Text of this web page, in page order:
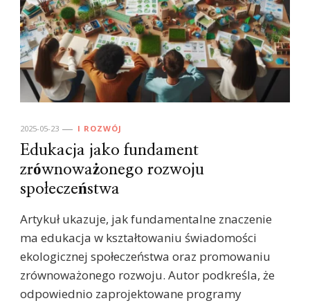
2025-05-23 I ROZWÓJ
Edukacja jako fundament
zrównoważonego rozwoju
społeczeństwa
Artykuł ukazuje, jak fundamentalne znaczenie
ma edukacja w kształtowaniu świadomości
ekologicznej społeczeństwa oraz promowaniu
zrównoważonego rozwoju. Autor podkreśla, że
odpowiednio zaprojektowane programy